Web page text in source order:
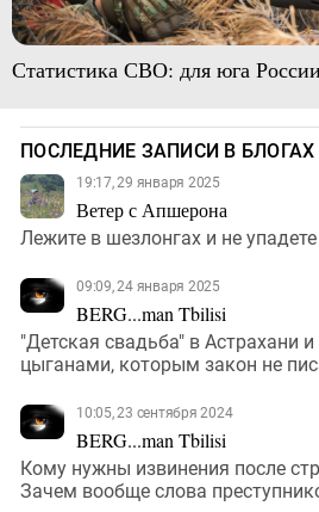
Статистика СВО: для юга
ПОСЛЕДНИЕ ЗАПИСИ В БЛОГАХ
19:17, 29 января 2025
Ветер с Апшерона
Лежите в шезлонгах и не
09:09, 24 января 2025
BERG...man Tbilisi
"Детская свадьба" в Астрахани
цыганами, которым закон не
10:05, 23 сентября 2024
BERG...man Tbilisi
Кому нужны извинения после
Зачем вообще слова